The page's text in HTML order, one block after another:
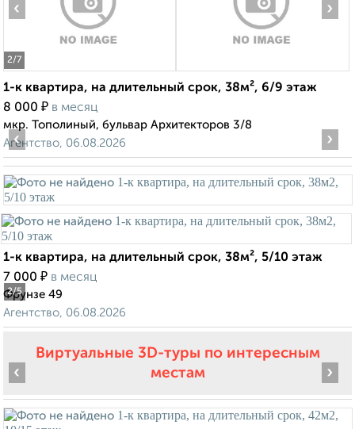
2/7
‹ ›
1-к квартира, на длительный срок, 38м², 6/9 этаж
8 000 ₽ в месяц
мкр. Тополиный, бульвар Архитекторов 3/8
Агентство, 06.08.2026
2/5
‹ ›
1-к квартира, на длительный срок, 38м², 5/10 этаж
7 000 ₽ в месяц
Фрунзе 49
Агентство, 06.08.2026
Виртуальные 3D-туры по интересным
местам
‹ ›